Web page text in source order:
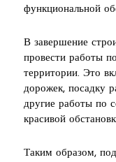
функциональной
В завершение
провести работы
территории. Это
дорожек, посадку
другие работы по
красивой
Таким образом,